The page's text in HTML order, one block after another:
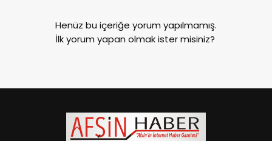
Henüz bu içeriğe yorum yapılmamış.
İlk yorum yapan olmak ister misiniz?